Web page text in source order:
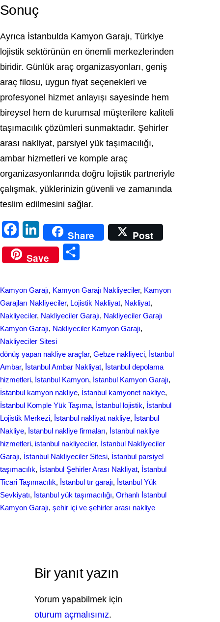
Sonuç
Ayrıca İstanbulda Kamyon Garajı, Türkiye
lojistik sektörünün en önemli merkezlerinden
biridir. Günlük araç organizasyonları, geniş
araç filosu, uygun fiyat seçenekleri ve
profesyonel hizmet anlayışı sayesinde hem
bireysel hem de kurumsal müşterilere kaliteli
taşımacılık çözümleri sunmaktadır. Şehirler
arası nakliyat, parsiyel yük taşımacılığı,
ambar hizmetleri ve komple araç
organizasyonlarında doğru lojistik partneriyle
çalışmak, yüklerinizin güvenli ve zamanında
teslim edilmesini sağlar.
a
c
o
o
k
i
n
d
I
n
Share
Post
Save
r
e
Kamyon Garajı, Kamyon Garajı Nakliyeciler, Kamyon
Garajları Nakliyeciler, Lojistik Nakliyat, Nakliyat
Nakliyeciler, Nakliyeciler Garajı, Nakliyeciler Garajı
Kamyon Garajı, Nakliyeciler Kamyon Garajı
Nakliyeciler Sitesi
dönüş yapan nakliye araçlar, Gebze nakliyeci, İstanbul
Ambar, İstanbul Ambar Nakliyat, İstanbul depolama
hizmetleri, İstanbul Kamyon, İstanbul Kamyon Garajı
İstanbul kamyon nakliye, İstanbul kamyonet nakliye
İstanbul Komple Yük Taşıma, İstanbul lojistik, İstanbul
Lojistik Merkezi, İstanbul nakliyat nakliye, İstanbul
Nakliye, İstanbul nakliye firmaları, İstanbul nakliye
hizmetleri, istanbul nakliyeciler, İstanbul Nakliyeciler
Garajı, İstanbul Nakliyeciler Sitesi, İstanbul parsiyel
taşımacılık, İstanbul Şehirler Arası Nakliyat, İstanbul
Ticari Taşımacılık, İstanbul tır garajı, İstanbul Yük
Sevkiyatı, İstanbul yük taşımacılığı, Orhanlı İstanbul
Kamyon Garajı, şehir içi ve şehirler arası nakliye
Bir yanıt yazın
Yorum yapabilmek için
oturum açmalısınız.